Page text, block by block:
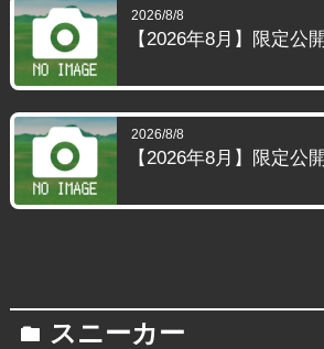
2026/8/8
【2026年8月】限定公
2026/8/8
【2026年8月】限定公
folder スニーカー